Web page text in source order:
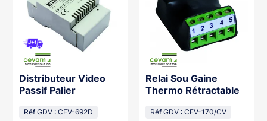
Distributeur Video
Passif Palier
Réf GDV : CEV-692D
Relai Sou Gaine
Thermo Rétractable
Réf GDV : CEV-170/CV